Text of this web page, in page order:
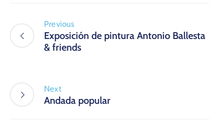
Previous
Exposición de pintura Antonio Ballesta
& friends
Next
Andada popular